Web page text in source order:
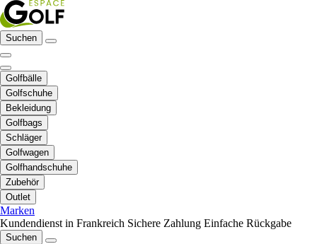
Suchen
Golfbälle
Golfschuhe
Bekleidung
Golfbags
Schläger
Golfwagen
Golfhandschuhe
Zubehör
Outlet
Marken
Kundendienst in Frankreich Sichere Zahlung Einfache Rückgabe
Suchen